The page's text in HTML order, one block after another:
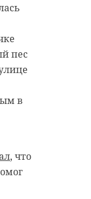
пес
в
, что